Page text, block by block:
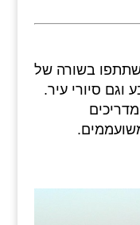
בשורה של
וגם סיורי עיר.